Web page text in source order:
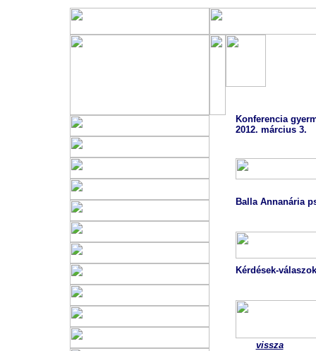
Konferencia
2012. március 3.
Balla Annanária
Kérdések-
vissza